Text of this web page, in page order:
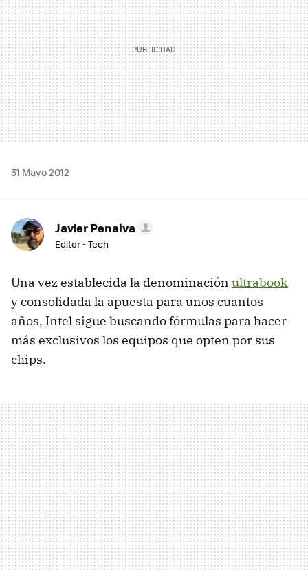
31 Mayo 2012
Javier Penalva
Editor - Tech
Una vez establecida la denominación ultrabook
y consolidada la apuesta para unos cuantos
años, Intel sigue buscando fórmulas para hacer
más exclusivos los equipos que opten por sus
chips.